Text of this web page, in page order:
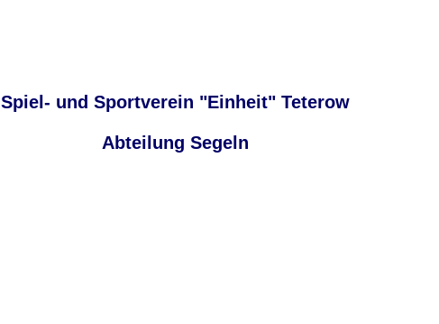
Spiel- und Sportverein "Einheit" Teterow
Abteilung Segeln